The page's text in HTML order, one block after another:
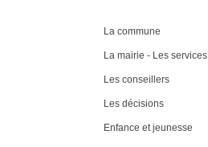
La commune
La mairie - Les services
Les conseillers
Les décisions
Enfance et jeunesse